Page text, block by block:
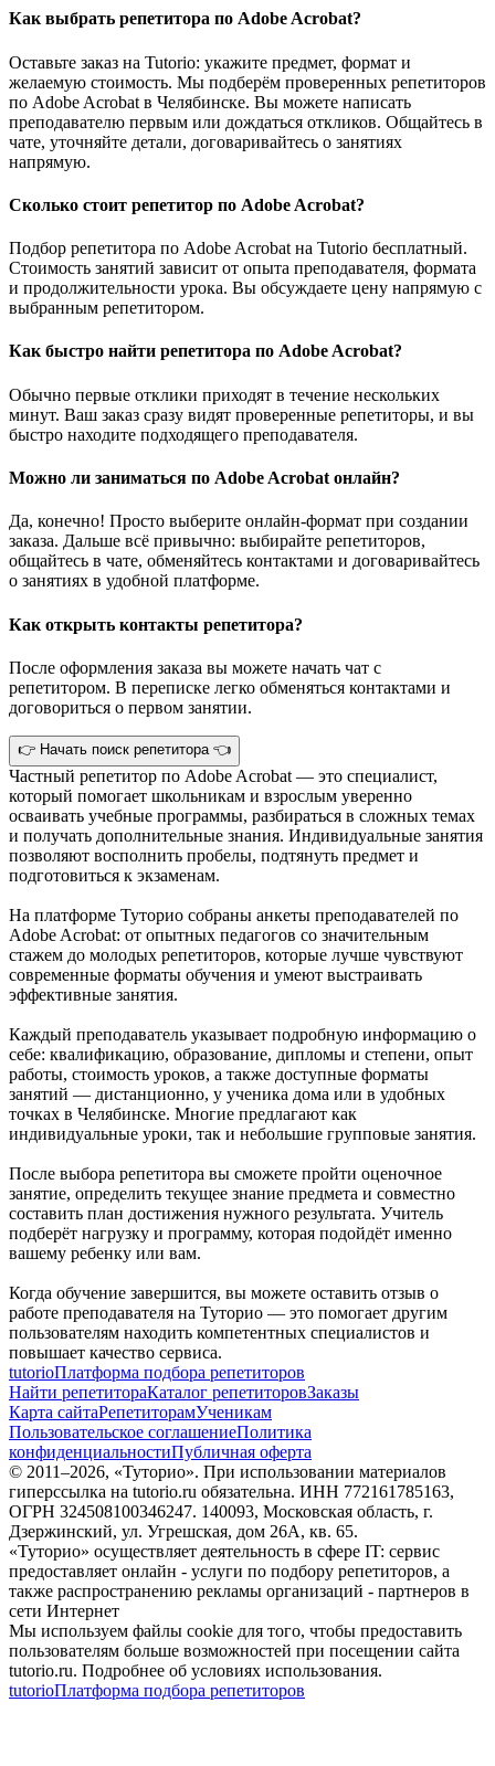
Как выбрать репетитора по Adobe Acrobat?
Оставьте заказ на Tutorio: укажите предмет, формат и
желаемую стоимость. Мы подберём проверенных репетиторов
по Adobe Acrobat в Челябинске. Вы можете написать
преподавателю первым или дождаться откликов. Общайтесь в
чате, уточняйте детали, договаривайтесь о занятиях
напрямую.
Сколько стоит репетитор по Adobe Acrobat?
Подбор репетитора по Adobe Acrobat на Tutorio бесплатный.
Стоимость занятий зависит от опыта преподавателя, формата
и продолжительности урока. Вы обсуждаете цену напрямую с
выбранным репетитором.
Как быстро найти репетитора по Adobe Acrobat?
Обычно первые отклики приходят в течение нескольких
минут. Ваш заказ сразу видят проверенные репетиторы, и вы
быстро находите подходящего преподавателя.
Можно ли заниматься по Adobe Acrobat онлайн?
Да, конечно! Просто выберите онлайн-формат при создании
заказа. Дальше всё привычно: выбирайте репетиторов,
общайтесь в чате, обменяйтесь контактами и договаривайтесь
о занятиях в удобной платформе.
Как открыть контакты репетитора?
После оформления заказа вы можете начать чат с
репетитором. В переписке легко обменяться контактами и
договориться о первом занятии.
👉 Начать поиск репетитора 👈
Частный репетитор по Adobe Acrobat — это специалист,
который помогает школьникам и взрослым уверенно
осваивать учебные программы, разбираться в сложных темах
и получать дополнительные знания. Индивидуальные занятия
позволяют восполнить пробелы, подтянуть предмет и
подготовиться к экзаменам.
На платформе Туторио собраны анкеты преподавателей по
Adobe Acrobat: от опытных педагогов со значительным
стажем до молодых репетиторов, которые лучше чувствуют
современные форматы обучения и умеют выстраивать
эффективные занятия.
Каждый преподаватель указывает подробную информацию о
себе: квалификацию, образование, дипломы и степени, опыт
работы, стоимость уроков, а также доступные форматы
занятий — дистанционно, у ученика дома или в удобных
точках в Челябинске. Многие предлагают как
индивидуальные уроки, так и небольшие групповые занятия.
После выбора репетитора вы сможете пройти оценочное
занятие, определить текущее знание предмета и совместно
составить план достижения нужного результата. Учитель
подберёт нагрузку и программу, которая подойдёт именно
вашему ребенку или вам.
Когда обучение завершится, вы можете оставить отзыв о
работе преподавателя на Туторио — это помогает другим
пользователям находить компетентных специалистов и
повышает качество сервиса.
tutorioПлатформа подбора репетиторов
Найти репетитораКаталог репетиторовЗаказы
Карта сайтаРепетиторамУченикам
Пользовательское соглашениеПолитика
конфиденциальностиПубличная оферта
© 2011–2026, «Туторио». При использовании материалов
гиперссылка на tutorio.ru обязательна. ИНН 772161785163,
ОГРН 324508100346247. 140093, Московская область, г.
Дзержинский, ул. Угрешская, дом 26А, кв. 65.
«Туторио» осуществляет деятельность в сфере IT: сервис
предоставляет онлайн - услуги по подбору репетиторов, а
также распространению рекламы организаций - партнеров в
сети Интернет
Мы используем файлы cookie для того, чтобы предоставить
пользователям больше возможностей при посещении сайта
tutorio.ru. Подробнее об условиях использования.
tutorioПлатформа подбора репетиторов